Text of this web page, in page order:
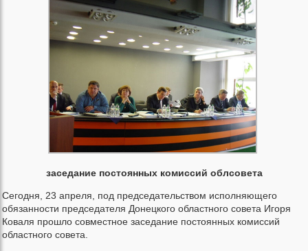
заседание постоянных комиссий облсовета
Сегодня, 23 апреля, под председательством исполняющего
обязанности председателя Донецкого областного совета Игоря
Коваля прошло совместное заседание постоянных комиссий
областного совета.